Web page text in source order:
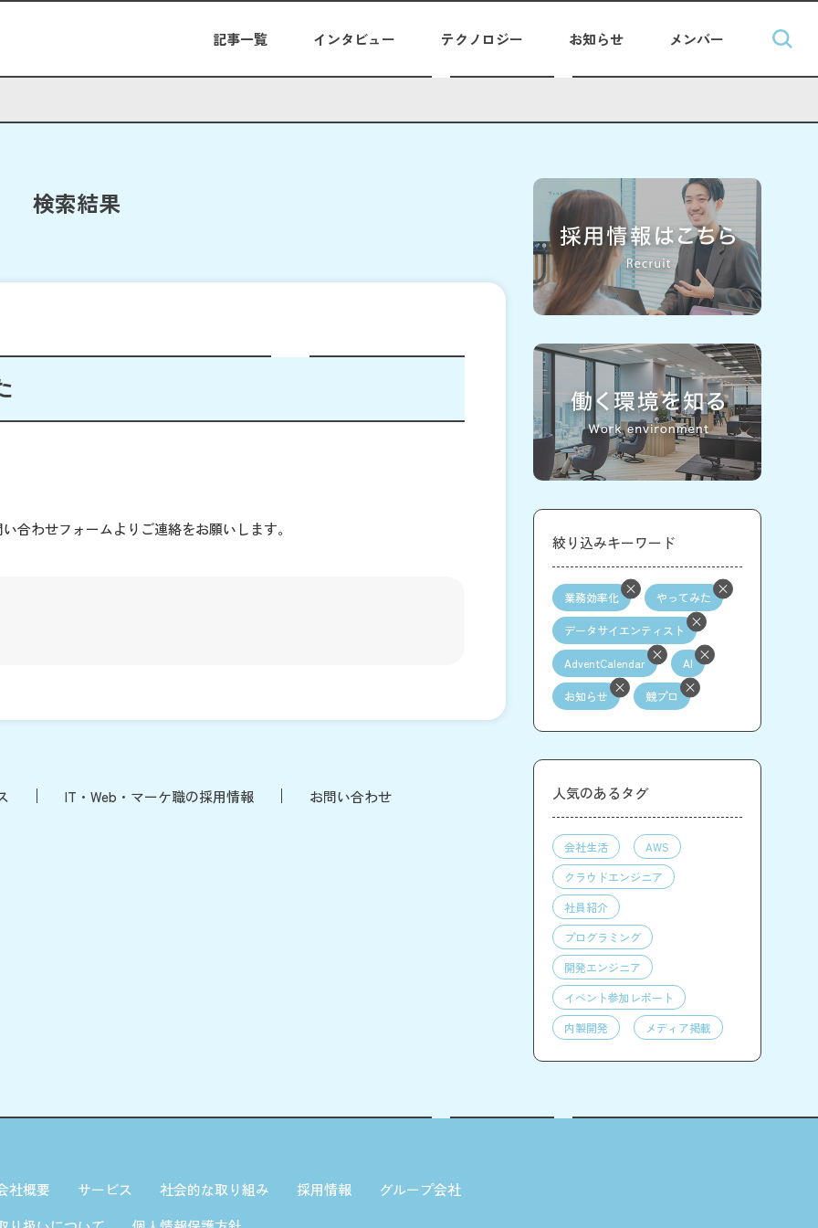
記事一覧 インタビュー テクノロジー お知らせ メンバー
検索結果
合わせフォームよりご連絡をお願いします。
IT・Web・マーケ職の採用情報 お問い合わせ
絞り込みキーワード
業務効率化 やってみた
データサイエンティスト
AdventCalendar AI
お知らせ 競プロ
人気のあるタグ
会社生活
AWS
クラウドエンジニア
社員紹介
プログラミング
開発エンジニア
イベント参加レポート
内製開発
メディア掲載
社概要 サービス 社会的な取り組み 採用情報
グループ会社